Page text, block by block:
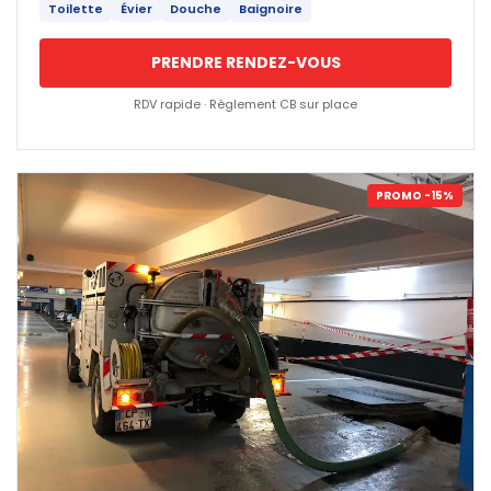
Toilette Évier Douche Baignoire
PRENDRE RENDEZ-VOUS
RDV rapide · Règlement CB sur place
PROMO -15%